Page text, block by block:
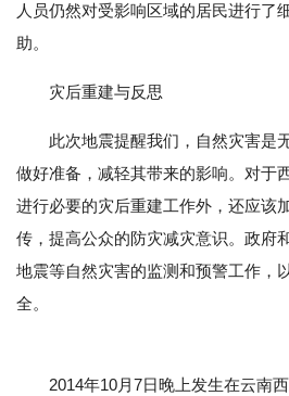
人员仍然对受影响区域的居民进行了
助。
灾后重建与反思
此次地震提醒我们，自然灾害是
做好准备，减轻其带来的影响。对于
进行必要的灾后重建工作外，还应该
传，提高公众的防灾减灾意识。政府
地震等自然灾害的监测和预警工作，
全。
2014年10月7日晚上发生在云南西